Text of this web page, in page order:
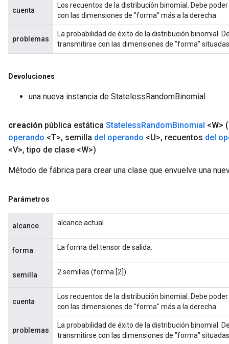
cuenta
Los recuentos de la distribución binomial. Debe
con las dimensiones de "forma" más a la derecha.
problemas
La probabilidad de éxito de la distribución binomial.
transmitirse con las dimensiones de "forma"
Devoluciones
una nueva instancia de StatelessRandomBinomial
creación pública estática StatelessRandomBinomial <W>
operando <T>, semilla del operando <U>, recuentos del
<V>, tipo de clase <W>)
Método de fábrica para crear una clase que envuelve una
Parámetros
alcance alcance actual
forma La forma del tensor de salida.
semilla 2 semillas (forma [2]).
cuenta
Los recuentos de la distribución binomial. Debe
con las dimensiones de "forma" más a la derecha.
problemas
La probabilidad de éxito de la distribución binomial.
transmitirse con las dimensiones de "forma"